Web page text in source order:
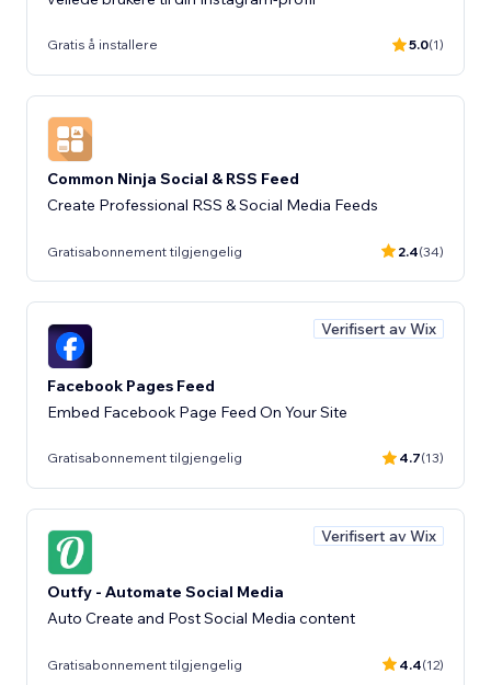
Gratis å installere 5.0(1)
Common Ninja Social & RSS Feed
Create Professional RSS & Social Media Feeds
Gratisabonnement tilgjengelig 2.4(34)
Verifisert av Wix
Facebook Pages Feed
Embed Facebook Page Feed On Your Site
Gratisabonnement tilgjengelig 4.7(13)
Verifisert av Wix
Outfy - Automate Social Media
Auto Create and Post Social Media content
Gratisabonnement tilgjengelig 4.4(12)